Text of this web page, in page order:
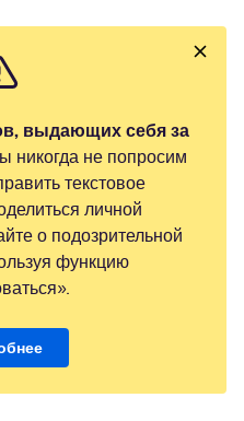
выдающих себя за
никогда не попросим
текстовое
личной
о подозрительной
функцию